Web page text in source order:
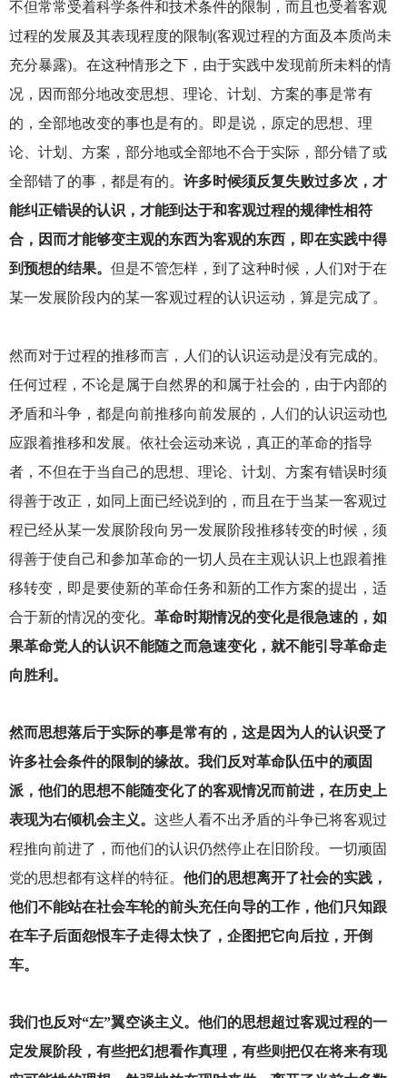
不但常常受着科学条件和技术条件的限制，而且也受着客观
过程的发展及其表现程度的限制(客观过程的方面及本质尚未
充分暴露)。在这种情形之下，由于实践中发现前所未料的情
况，因而部分地改变思想、理论、计划、方案的事是常有
的，全部地改变的事也是有的。即是说，原定的思想、理
论、计划、方案，部分地或全部地不合于实际，部分错了或
全部错了的事，都是有的。 许多时候须反复失败过多次，才
能纠正错误的认识，才能到达于和客观过程的规律性相符
合，因而才能够变主观的东西为客观的东西，即在实践中得
到预想的结果。 但是不管怎样，到了这种时候，人们对于在
某一发展阶段内的某一客观过程的认识运动，算是完成了。
然而对于过程的推移而言，人们的认识运动是没有完成的。
任何过程，不论是属于自然界的和属于社会的，由于内部的
矛盾和斗争，都是向前推移向前发展的，人们的认识运动也
应跟着推移和发展。依社会运动来说，真正的革命的指导
者，不但在于当自己的思想、理论、计划、方案有错误时须
得善于改正，如同上面已经说到的，而且在于当某一客观过
程已经从某一发展阶段向另一发展阶段推移转变的时候，须
得善于使自己和参加革命的一切人员在主观认识上也跟着推
移转变，即是要使新的革命任务和新的工作方案的提出，适
合于新的情况的变化。 革命时期情况的变化是很急速的，如
果革命党人的认识不能随之而急速变化，就不能引导革命走
向胜利。
然而思想落后于实际的事是常有的，这是因为人的认识受了
许多社会条件的限制的缘故。我们反对革命队伍中的顽固
派，他们的思想不能随变化了的客观情况而前进，在历史上
表现为右倾机会主义。 这些人看不出矛盾的斗争已将客观过
程推向前进了，而他们的认识仍然停止在旧阶段。一切顽固
党的思想都有这样的特征。 他们的思想离开了社会的实践，
他们不能站在社会车轮的前头充任向导的工作，他们只知跟
在车子后面怨恨车子走得太快了，企图把它向后拉，开倒
车。
我们也反对“左”翼空谈主义。他们的思想超过客观过程的一
定发展阶段，有些把幻想看作真理，有些则把仅在将来有现